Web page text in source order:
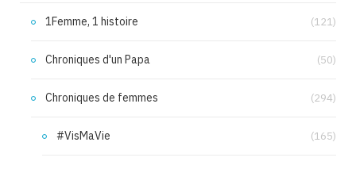
1Femme, 1 histoire (121)
Chroniques d'un Papa (50)
Chroniques de femmes (294)
#VisMaVie (165)